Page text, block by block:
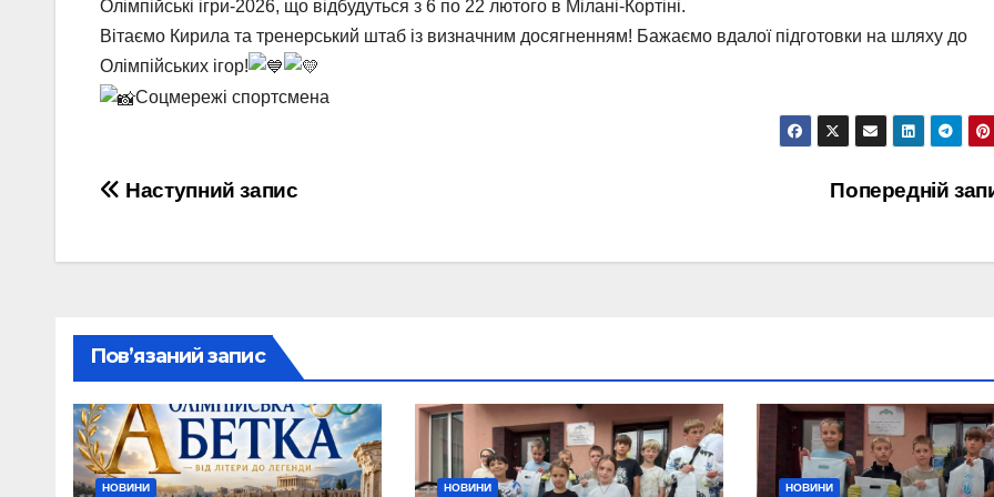
Олімпійські ігри-2026, що відбудуться з 6 по 22 лютого в Мілані-Кортіні.
Вітаємо Кирила та тренерський штаб із визначним досягненням! Бажаємо вдалої підготовки на шляху до
Олімпійських ігор!
Соцмережі спортсмена
Навігація
Попередній
Наступний запис
Пов’язаний запис
НОВИНИ НОВИНИ НОВИНИ